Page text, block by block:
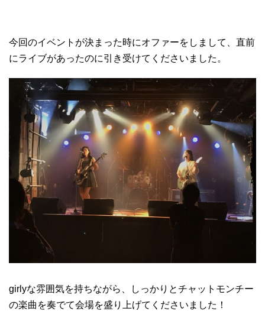
今回のイベントが決まった時にオファーをしまして、直前
にライブがあったのに引き受けてくださいました。
girlyな雰囲気を持ちながら、しっかりとチャットモンチー
の楽曲を奏でて会場を盛り上げてくださいました！